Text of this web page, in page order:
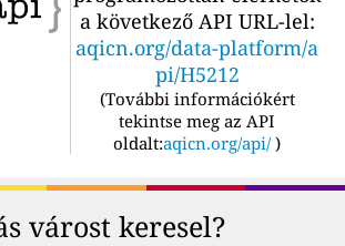
a következő API URL-lel:
aqicn.org/data-platform/a
pi/H5212
(További információkért
tekintse meg az API
oldalt:aqicn.org/api/ )
várost keresel?